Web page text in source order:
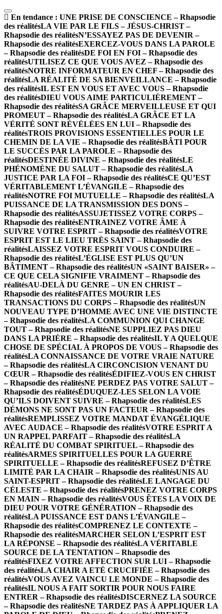
En tendance : UNE PRISE DE CONSCIENCE – Rhapsodie
des réalitésLA VIE PAR LE FILS – JÉSUS-CHRIST –
Rhapsodie des réalitésN’ESSAYEZ PAS DE DEVENIR –
Rhapsodie des réalitésEXERCEZ-VOUS DANS LA PAROLE
– Rhapsodie des réalitésDE FOI EN FOI – Rhapsodie des
réalitésUTILISEZ CE QUE VOUS AVEZ – Rhapsodie des
réalitésNOTRE INFORMATEUR EN CHEF – Rhapsodie des
réalitésLA RÉALITÉ DE SA BIENVEILLANCE – Rhapsodie
des réalitésIL EST EN VOUS ET AVEC VOUS – Rhapsodie
des réalitésDIEU VOUS AIME PARTICULIÈREMENT –
Rhapsodie des réalitésSA GRÂCE MERVEILLEUSE ET QUI
PROMEUT – Rhapsodie des réalitésLA GRÂCE ET LA
VÉRITÉ SONT RÉVÉLÉES EN LUI – Rhapsodie des
réalitésTROIS PROVISIONS ESSENTIELLES POUR LE
CHEMIN DE LA VIE – Rhapsodie des réalitésBÂTI POUR
LE SUCCÈS PAR LA PAROLE – Rhapsodie des
réalitésDESTINÉE DIVINE – Rhapsodie des réalitésLE
PHÉNOMÈNE DU SALUT – Rhapsodie des réalitésLA
JUSTICE PAR LA FOI – Rhapsodie des réalitésCE QU’EST
VÉRITABLEMENT L’ÉVANGILE – Rhapsodie des
réalitésNOTRE FOI MUTUELLE – Rhapsodie des réalitésLA
PUISSANCE DE LA TRANSMISSION DES DONS –
Rhapsodie des réalitésASSUJETISSEZ VOTRE CORPS –
Rhapsodie des réalitésENTRAINEZ VOTRE ÂME À
SUIVRE VOTRE ESPRIT – Rhapsodie des réalitésVOTRE
ESPRIT EST LE LIEU TRÈS SAINT – Rhapsodie des
réalitésLAISSEZ VOTRE ESPRIT VOUS CONDUIRE –
Rhapsodie des réalitésL’ÉGLISE EST PLUS QU’UN
BÂTIMENT – Rhapsodie des réalitésUN «SAINT BAISER» –
CE QUE CELA SIGNIFIE VRAIMENT – Rhapsodie des
réalitésAU-DELÀ DU GENRE – UN EN CHRIST –
Rhapsodie des réalitésFAITES MOURIR LES
TRANSACTIONS DU CORPS – Rhapsodie des réalitésUN
NOUVEAU TYPE D’HOMME AVEC UNE VIE DISTINCTE
– Rhapsodie des réalitésLA COMMUNION QUI CHANGE
TOUT – Rhapsodie des réalitésNE SUPPLIEZ PAS DIEU
DANS LA PRIÈRE – Rhapsodie des réalitésIL Y A QUELQUE
CHOSE DE SPÉCIAL À PROPOS DE VOUS – Rhapsodie des
réalitésLA CONNAISSANCE DE VOTRE VRAIE NATURE
– Rhapsodie des réalitésLA CIRCONCISION VENANT DU
CŒUR – Rhapsodie des réalitésÉDIFIEZ-VOUS EN CHRIST
– Rhapsodie des réalitésNE PERDEZ PAS VOTRE SALUT –
Rhapsodie des réalitésÉDUQUEZ-LES SELON LA VOIE
QU’ILS DOIVENT SUIVRE – Rhapsodie des réalitésLES
DÉMONS NE SONT PAS UN FACTEUR – Rhapsodie des
réalitésREMPLISSEZ VOTRE MANDAT ÉVANGÉLIQUE
AVEC AUDACE – Rhapsodie des réalitésVOTRE ESPRIT A
UN RAPPEL PARFAIT – Rhapsodie des réalitésLA
RÉALITÉ DU COMBAT SPIRITUEL – Rhapsodie des
réalitésARMES SPIRITUELLES POUR LA GUERRE
SPIRITUELLE – Rhapsodie des réalitésREFUSEZ D’ÊTRE
LIMITÉ PAR LA CHAIR – Rhapsodie des réalitésUNIS AU
SAINT-ESPRIT – Rhapsodie des réalitésLE LANGAGE DU
CÉLESTE – Rhapsodie des réalitésPRENEZ VOTRE CORPS
EN MAIN – Rhapsodie des réalitésVOUS ÊTES LA VOIX DE
DIEU POUR VOTRE GÉNÉRATION – Rhapsodie des
réalitésLA PUISSANCE EST DANS L’ÉVANGILE –
Rhapsodie des réalitésCOMPRENEZ LE CONTEXTE –
Rhapsodie des réalitésMARCHER SELON L’ESPRIT EST
LA RÉPONSE – Rhapsodie des réalitésLA VÉRITABLE
SOURCE DE LA TENTATION – Rhapsodie des
réalitésFIXEZ VOTRE AFFECTION SUR LUI – Rhapsodie
des réalitésLA CHAIR A ETÉ CRUCIFIÉE – Rhapsodie des
réalitésVOUS AVEZ VAINCU LE MONDE – Rhapsodie des
réalitésIL NOUS A FAIT SORTIR POUR NOUS FAIRE
ENTRER – Rhapsodie des réalitésDISCERNEZ LA SOURCE
– Rhapsodie des réalitésNE TARDEZ PAS À APPLIQUER LA